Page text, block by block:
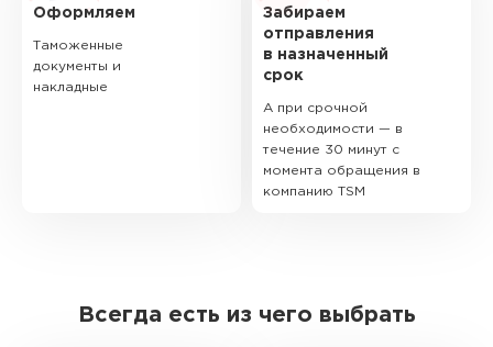
Оформляем
Таможенные
документы и
накладные
Забираем
отправления
в назначенный
срок
А при срочной
необходимости — в
течение 30 минут с
момента обращения в
компанию TSM
Всегда есть из чего выбрать